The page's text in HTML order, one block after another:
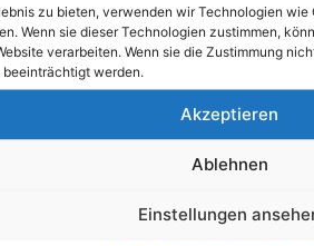
zu bieten, verwenden wir Technologien
Wenn sie dieser Technologien zustimmen,
verarbeiten. Wenn sie die Zustimmung
werden.
Akzeptieren
Ablehnen
Einstellungen